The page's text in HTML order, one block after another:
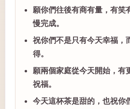
願你們往後有商有量，有笑
慢完成。
祝你們不是只有今天幸福，
得。
願兩個家庭從今天開始，有
祝福。
今天這杯茶是甜的，也祝你